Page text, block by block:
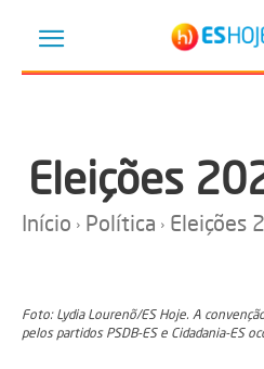
Eleições
Início Política Eleições
Foto: Lydia Lourenõ/ES Hoje. A
pelos partidos PSDB-ES e Cidadania-ES